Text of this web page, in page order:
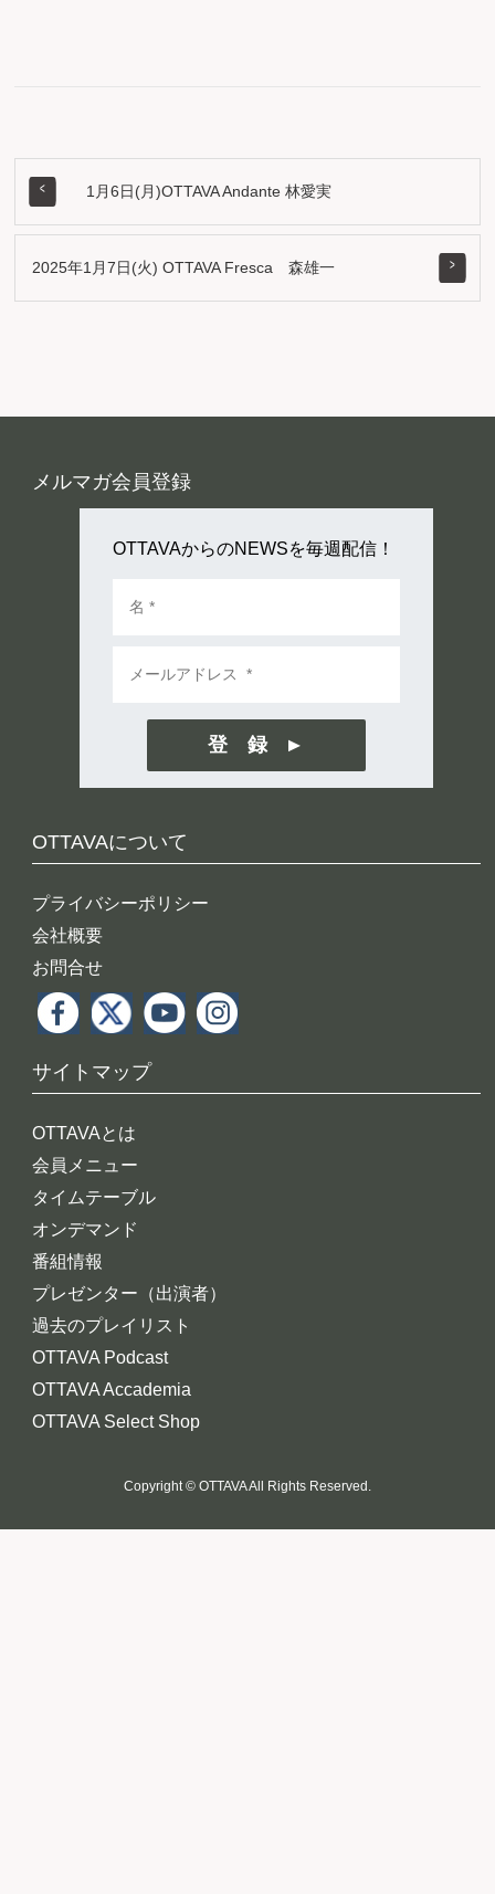
1月6日(月)OTTAVA Andante 林愛実
2025年1月7日(火) OTTAVA Fresca 森雄一
OTTAVAについて
プライバシーポリシー
会社概要
お問合せ
サイトマップ
OTTAVAとは
会員メニュー
タイムテーブル
オンデマンド
番組情報
プレゼンター（出演者）
過去のプレイリスト
OTTAVA Podcast
OTTAVA Accademia
OTTAVA Select Shop
メルマガ会員登録
OTTAVAからのNEWSを毎週配信！
登 録
Copyright © OTTAVA All Rights Reserved.